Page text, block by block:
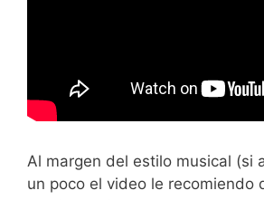
Al margen del estilo musical (si
un poco el video le recomiendo